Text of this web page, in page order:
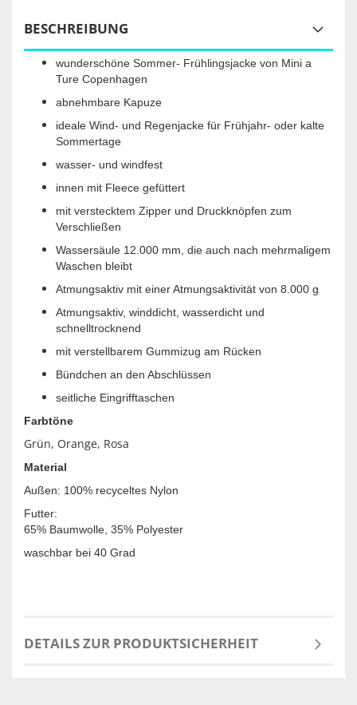
BESCHREIBUNG
wunderschöne Sommer- Frühlingsjacke von Mini a
Ture Copenhagen
abnehmbare Kapuze
ideale Wind- und Regenjacke für Frühjahr- oder kalte
Sommertage
wasser- und windfest
innen mit Fleece gefüttert
mit verstecktem Zipper und Druckknöpfen zum
Verschließen
Wassersäule 12.000 mm, die auch nach mehrmaligem
Waschen bleibt
Atmungsaktiv mit einer Atmungsaktivität von 8.000 g
Atmungsaktiv, winddicht, wasserdicht und
schnelltrocknend
mit verstellbarem Gummizug am Rücken
Bündchen an den Abschlüssen
seitliche Eingrifftaschen
Farbtöne
Grün, Orange, Rosa
Material
Außen: 100% recyceltes Nylon
Futter:
65% Baumwolle, 35% Polyester
waschbar bei 40 Grad
DETAILS ZUR PRODUKTSICHERHEIT